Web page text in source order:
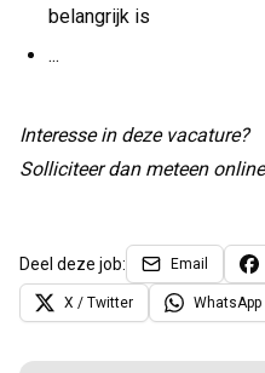
belangrijk is
...
Interesse in deze vacature?
Solliciteer dan meteen
Deel deze job: Email
X / Twitter WhatsApp